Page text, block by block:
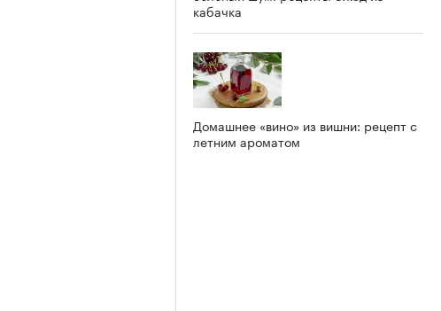
кабачка
Домашнее «вино» из вишни: рецепт с
летним ароматом